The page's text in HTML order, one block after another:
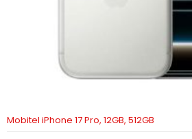
Mobitel iPhone 17 Pro, 12GB, 512GB